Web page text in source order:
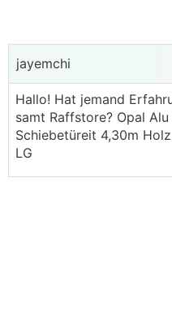
jayemchi
Hallo! Hat jemand
samt Raffstore? Opal
Schiebetüreit 4,30m
LG